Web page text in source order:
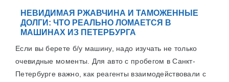
НЕВИДИМАЯ РЖАВЧИНА И ТАМОЖЕННЫЕ
ДОЛГИ: ЧТО РЕАЛЬНО ЛОМАЕТСЯ В
МАШИНАХ ИЗ ПЕТЕРБУРГА
Если вы берете б/у машину, надо изучать не только
очевидные моменты. Для авто с пробегом в Санкт-
Петербурге важно, как реагенты взаимодействовали с